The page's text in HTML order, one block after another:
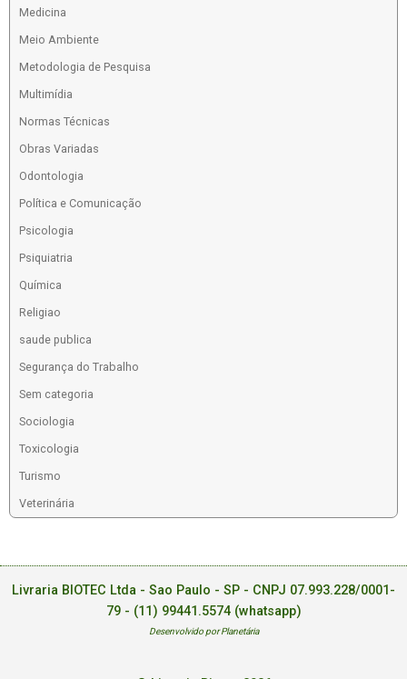
Medicina
Meio Ambiente
Metodologia de Pesquisa
Multimídia
Normas Técnicas
Obras Variadas
Odontologia
Política e Comunicação
Psicologia
Psiquiatria
Química
Religiao
saude publica
Segurança do Trabalho
Sem categoria
Sociologia
Toxicologia
Turismo
Veterinária
Livraria BIOTEC Ltda - Sao Paulo - SP - CNPJ 07.993.228/0001-
79 - (11) 99441.5574 (whatsapp)
Desenvolvido por Planetária